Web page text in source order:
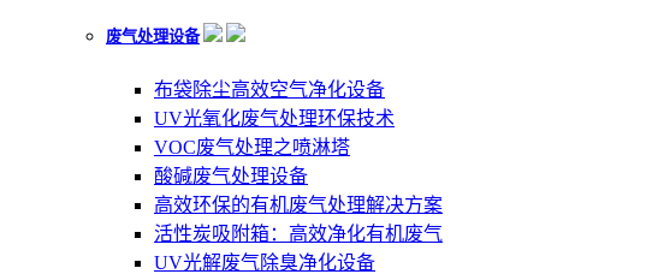
废气处理设备
布袋除尘高效空气净化设备
UV光氧化废气处理环保技术
VOC废气处理之喷淋塔
酸碱废气处理设备
高效环保的有机废气处理解决方案
活性炭吸附箱：高效净化有机废气
UV光解废气除臭净化设备